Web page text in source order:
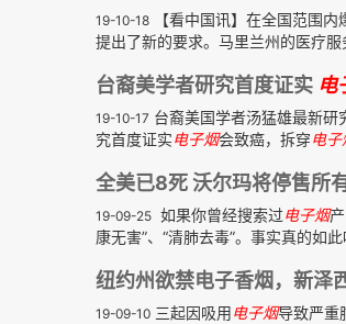
19-10-18 【看中国讯】在全国范围内
提出了新的要求。马里兰州的医疗
台裔美学者研究首度证实 电
19-10-17 台裔美国学者汤猛雄最新
究首度证实电子烟会致癌，拆穿电子
全美已8死 沃尔玛将停售所
19-09-25 如果你曾经搜索过电子烟
康无害”、“清肺去毒”。事实真的如
纽约州欲禁电子香烟，新泽
19-09-10 三起因吸用电子烟导致严重